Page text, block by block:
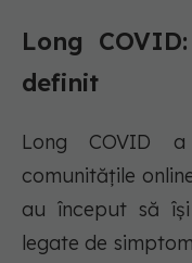
Long
definit
Long COVID
comunitățile
au început să își
legate de